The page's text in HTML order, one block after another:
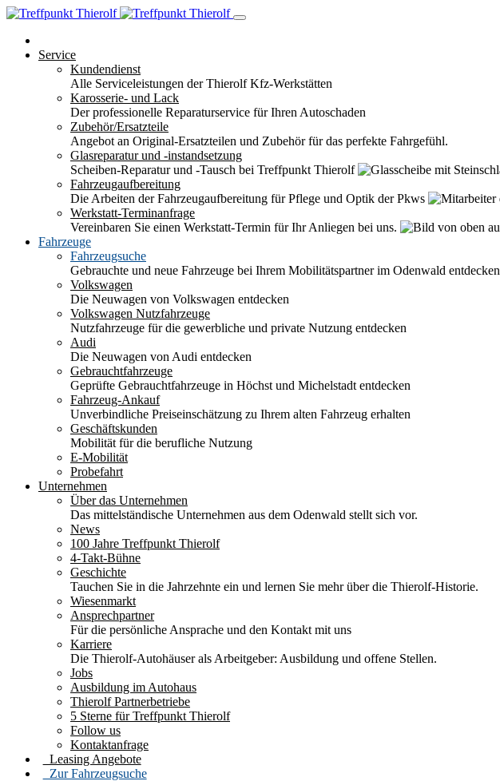
Service
Kundendienst
Alle Serviceleistungen der Thierolf Kfz-Werkstätten
Karosserie- und Lack
Der professionelle Reparaturservice für Ihren Autoschaden
Zubehör/Ersatzteile
Angebot an Original-Ersatzteilen und Zubehör für das perfekte Fahrgefühl.
Glasreparatur und -instandsetzung
Scheiben-Reparatur und -Tausch bei Treffpunkt Thierolf
Fahrzeugaufbereitung
Die Arbeiten der Fahrzeugaufbereitung für Pflege und Optik der Pkws
Werkstatt-Terminanfrage
Vereinbaren Sie einen Werkstatt-Termin für Ihr Anliegen bei uns.
Fahrzeuge
Fahrzeugsuche
Gebrauchte und neue Fahrzeuge bei Ihrem Mobilitätspartner im Odenwald entdecken
Volkswagen
Die Neuwagen von Volkswagen entdecken
Volkswagen Nutzfahrzeuge
Nutzfahrzeuge für die gewerbliche und private Nutzung entdecken
Audi
Die Neuwagen von Audi entdecken
Gebrauchtfahrzeuge
Geprüfte Gebrauchtfahrzeuge in Höchst und Michelstadt entdecken
Fahrzeug-Ankauf
Unverbindliche Preiseinschätzung zu Ihrem alten Fahrzeug erhalten
Geschäftskunden
Mobilität für die berufliche Nutzung
E-Mobilität
Probefahrt
Unternehmen
Über das Unternehmen
Das mittelständische Unternehmen aus dem Odenwald stellt sich vor.
News
100 Jahre Treffpunkt Thierolf
4-Takt-Bühne
Geschichte
Tauchen Sie in die Jahrzehnte ein und lernen Sie mehr über die Thierolf-Historie.
Wiesenmarkt
Ansprechpartner
Für die persönliche Ansprache und den Kontakt mit uns
Karriere
Die Thierolf-Autohäuser als Arbeitgeber: Ausbildung und offene Stellen.
Jobs
Ausbildung im Autohaus
Thierolf Partnerbetriebe
5 Sterne für Treffpunkt Thierolf
Follow us
Kontaktanfrage
Leasing Angebote
Zur Fahrzeugsuche